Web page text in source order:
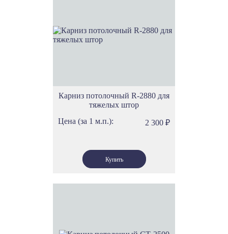
Карниз потолочный R-2880 для
тяжелых штор
Цена (за 1 м.п.):
2 300 ₽